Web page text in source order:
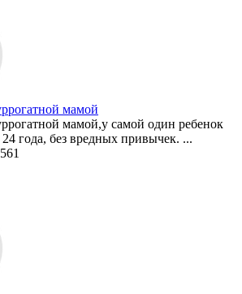
мамой
мамой,у самой один ребенок
года, без вредных привычек. ...